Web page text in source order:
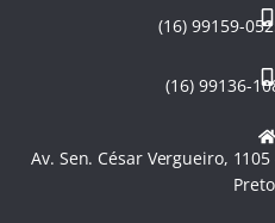
(16) 99159-
(16) 99136-
Av. Sen. César Vergueiro,